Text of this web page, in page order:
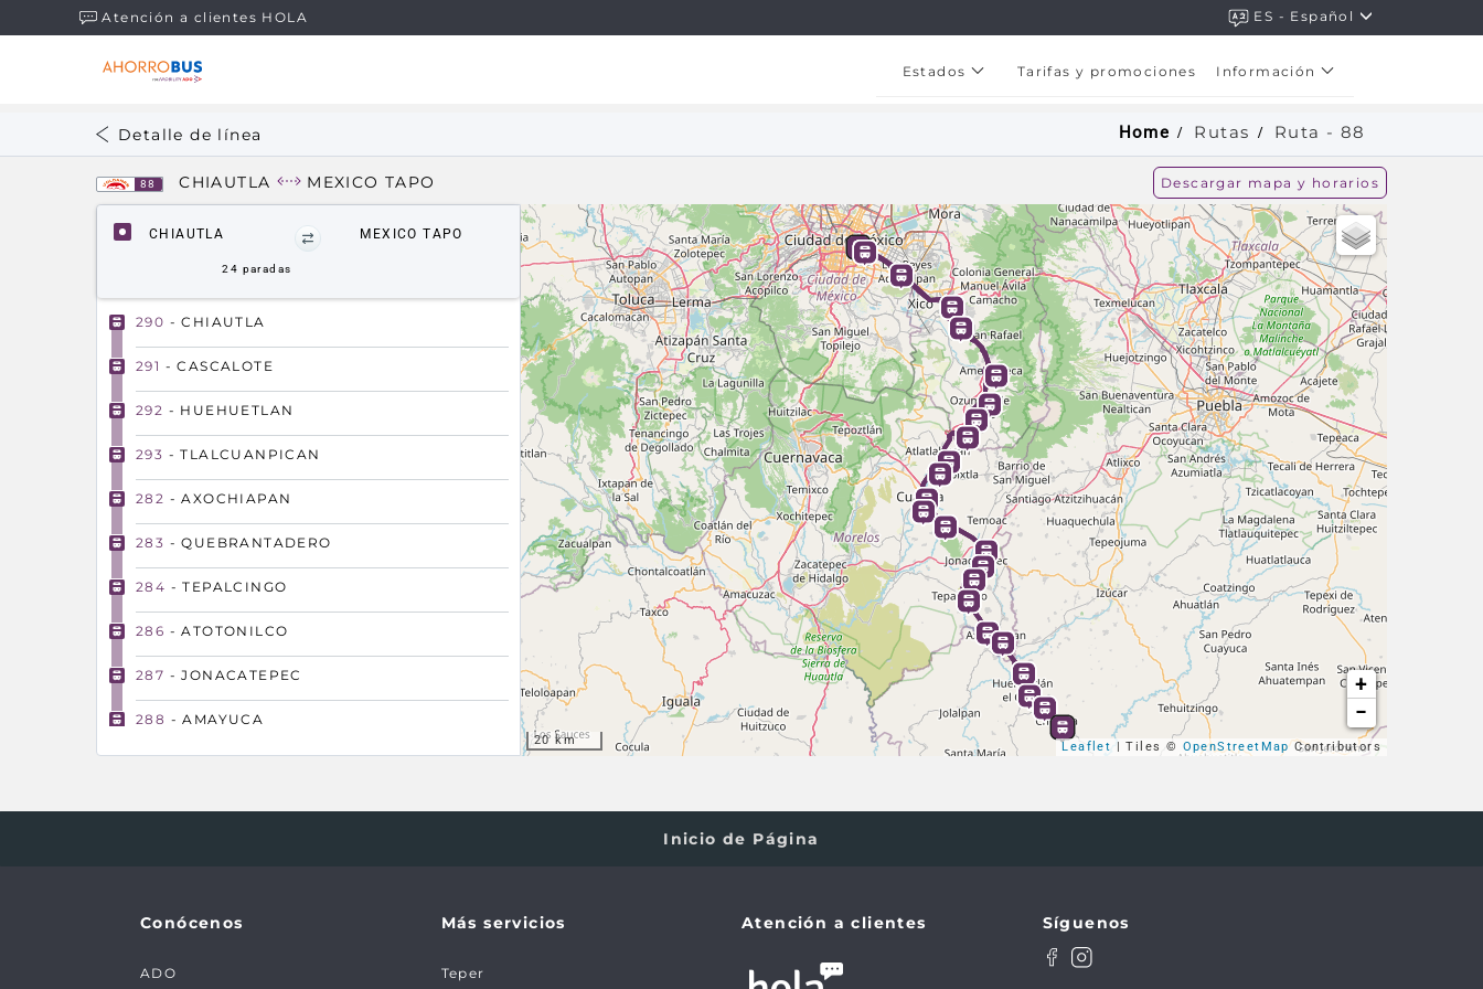
Atención a clientes HOLA ES - Español
Estados Tarifas y promociones Información
Detalle de línea Home Rutas Ruta - 88
88 CHIAUTLA MEXICO TAPO Descargar mapa y horarios
CHIAUTLA MEXICO TAPO
24 paradas
290 - CHIAUTLA
291 - CASCALOTE
292 - HUEHUETLAN
293 - TLALCUANPICAN
282 - AXOCHIAPAN
283 - QUEBRANTADERO
284 - TEPALCINGO
286 - ATOTONILCO
287 - JONACATEPEC
288 - AMAYUCA
276- CUAUTLA
20 km
+
−
Leaflet | Tiles © OpenStreetMapContributors
Inicio de Página
Conócenos
ADO
Más servicios
Teper
Atención a clientes Síguenos